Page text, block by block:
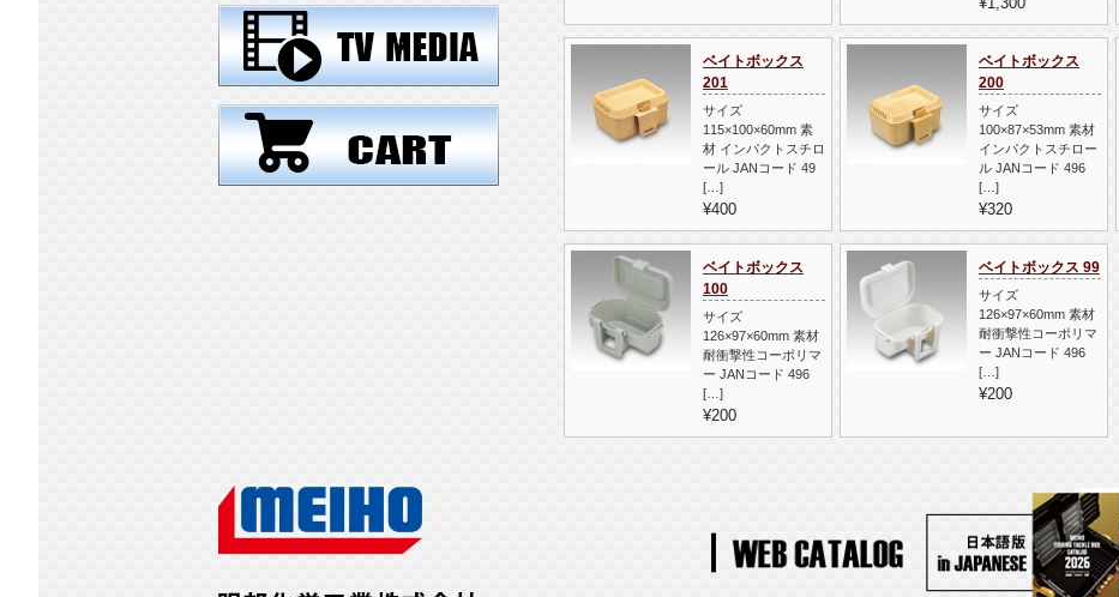
ベイトボックス
201
サイズ
115×100×60mm 素
材 インパクトスチロ
ール JANコード 49
[…]
¥400
ベイトボックス
200
サイズ
100×87×53mm 素材
インパクトスチロー
ル JANコード 496
[…]
¥320
ベイトボックス
100
サイズ
126×97×60mm 素材
耐衝撃性コーポリマ
ー JANコード 496
[…]
¥200
ベイトボックス 99
サイズ
126×97×60mm 素材
耐衝撃性コーポリマ
ー JANコード 496
[…]
¥200